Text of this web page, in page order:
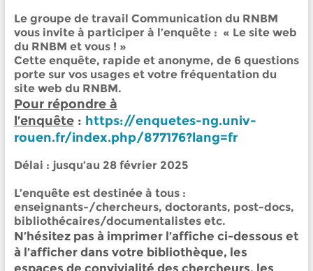
Le groupe de travail Communication du RNBM
vous invite à participer à l’enquête : « Le site web
du RNBM et vous ! »
Cette enquête, rapide et anonyme, de 6 questions
porte sur vos usages et votre fréquentation du
site web du RNBM.
Pour répondre à
l’enquête: https://enquetes-ng.univ-
rouen.fr/index.php/877176?lang=fr
Délai : jusqu’au 28 février 2025
L’enquête est destinée à tous :
enseignants-/chercheurs, doctorants, post-docs,
bibliothécaires/documentalistes etc.
N’hésitez pas à imprimer l’affiche ci-dessous et
à l’afficher dans votre bibliothèque, les